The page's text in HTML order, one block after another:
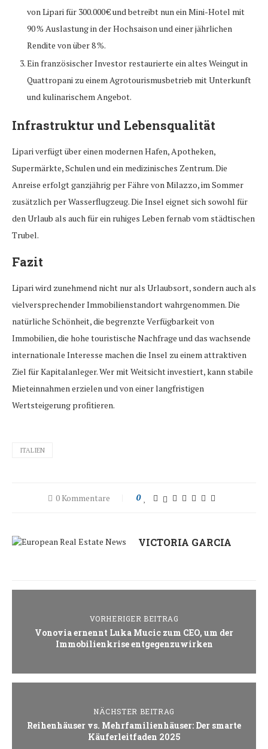
von Lipari für 300.000 € und betreibt nun ein Mini-Hotel mit
90 % Auslastung in der Hochsaison und einer jährlichen
Rendite von über 8 %.
Ein französischer Investor restaurierte ein altes Weingut in
Quattropani zu einem Agrotourismusbetrieb mit Unterkunft
und kulinarischem Angebot.
Infrastruktur und Lebensqualität
Lipari verfügt über einen modernen Hafen, Apotheken,
Supermärkte, Schulen und ein medizinisches Zentrum. Die
Anreise erfolgt ganzjährig per Fähre von Milazzo, im Sommer
zusätzlich per Wasserflugzeug. Die Insel eignet sich sowohl für
den Urlaub als auch für ein ruhiges Leben fernab vom städtischen
Trubel.
Fazit
Lipari wird zunehmend nicht nur als Urlaubsort, sondern auch als
vielversprechender Immobilienstandort wahrgenommen. Die
natürliche Schönheit, die begrenzte Verfügbarkeit von
Immobilien, die hohe touristische Nachfrage und das wachsende
internationale Interesse machen die Insel zu einem attraktiven
Ziel für Kapitalanleger. Wer mit Weitsicht investiert, kann stabile
Mieteinnahmen erzielen und von einer langfristigen
Wertsteigerung profitieren.
ITALIEN
0 Kommentare 0
VICTORIA GARCIA
VORHERIGER BEITRAG
Vonovia ernennt Luka Mucic zum CEO, um der
Immobilienkrise entgegenzuwirken
NÄCHSTER BEITRAG
Reihenhäuser vs. Mehrfamilienhäuser: Der smarte
Käuferleitfaden 2025